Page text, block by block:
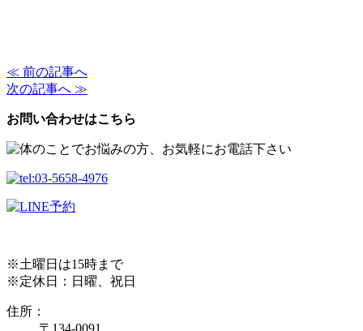
≪ 前の記事へ
次の記事へ ≫
お問い合わせはこちら
※土曜日は15時まで
※定休日：日曜、祝日
住所：
〒134-0091